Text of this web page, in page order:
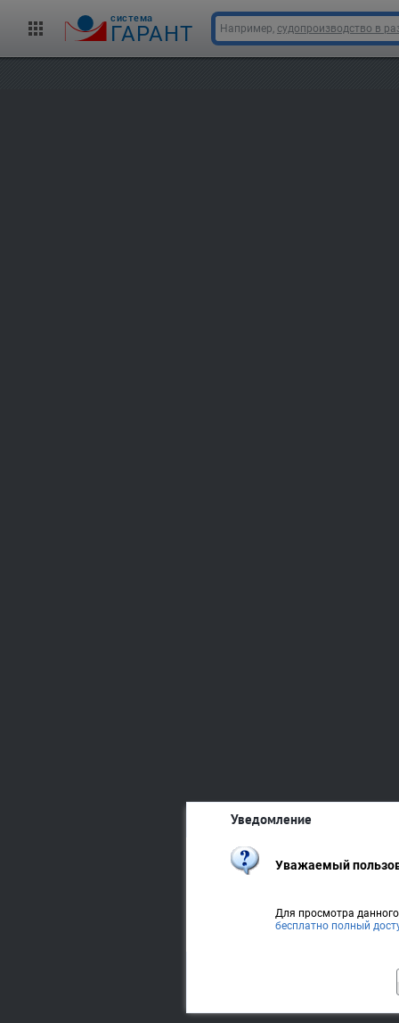
cистема
ГАРАНТ Например, судопроизводство в
Уведомление
Уважаемый
Для просмотра
бесплатно полный